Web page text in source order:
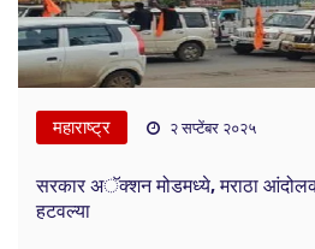
महाराष्ट्र २ सप्टेंबर २०२५
सरकार अॅक्शन मोडमध्ये, मराठा
हटवल्या